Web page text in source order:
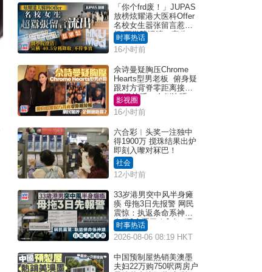
「你个frd废！」JUPAS
放榜炫耀港大医科Offer
名校女生嚣张留言惹众
怒 医学院澄清：宣称
「40.5分获录取」不符事
实｜Juicy叮
时事热话
16小时前
佘诗曼疑胸压Chrome
Hearts型男老板 俯身疑
跟对方背脊零距离接触
网民惊呼：企侧边唔
得？
影视圈
16小时前
六合彩︱头奖一注独中
得1900万 搅珠结果出炉
即刻入嚟对冧巴！
社会
12小时前
33岁港男突中风半身瘫
痪 母拖3日先报警 网民
震惊：执返条命系神迹
自爆2个恶习｜Juicy叮
时事热话
2026-08-06 08:19 HKT
中国预制屋热销美澳墨
夫妇22万购750呎两房户